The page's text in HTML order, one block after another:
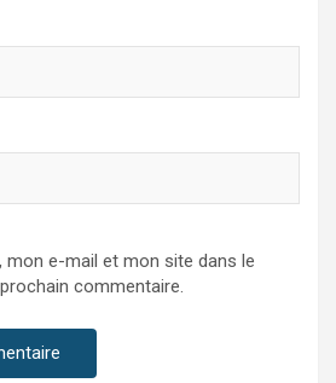
mon e-mail et mon site dans le
commentaire.